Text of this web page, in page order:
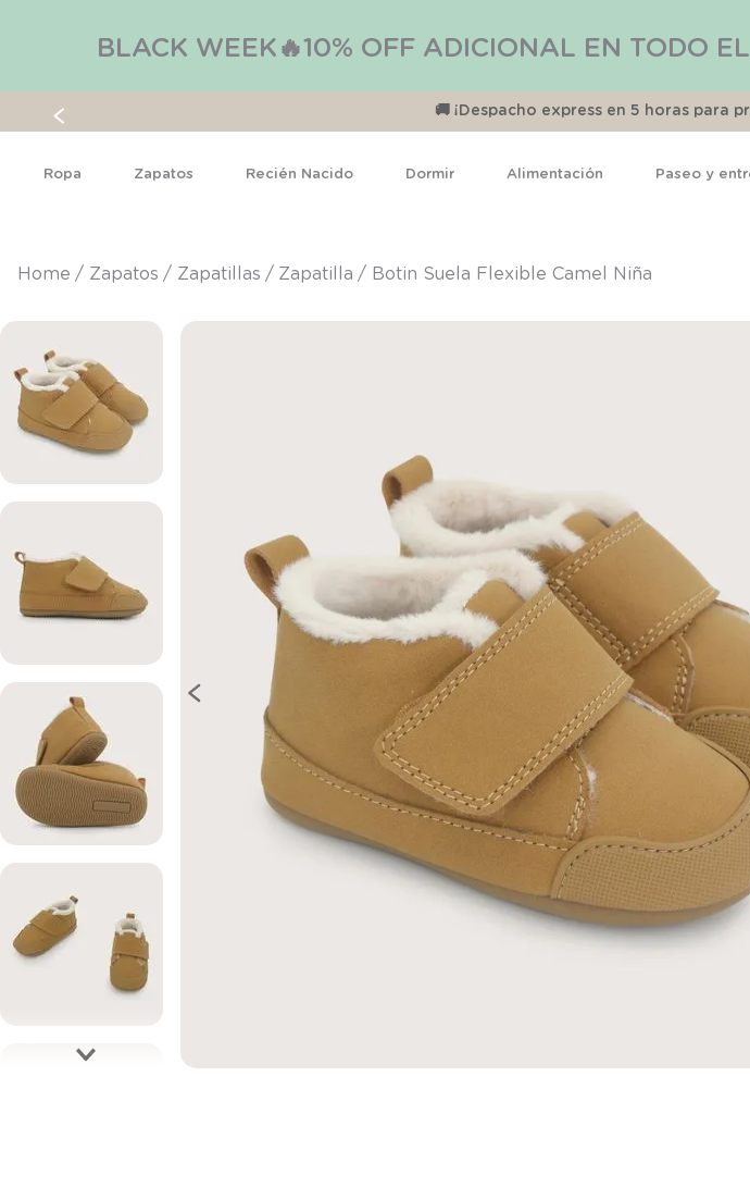
BLACK WEEK🔥10% OFF ADICIONAL EN TODO
🚚 ¡Despacho express en 5 horas para
Ropa Zapatos Recién Nacido Dormir Alimentación Paseo y
zapatos zapatillas zapatilla Botin Suela Flexible Camel Niña
10.